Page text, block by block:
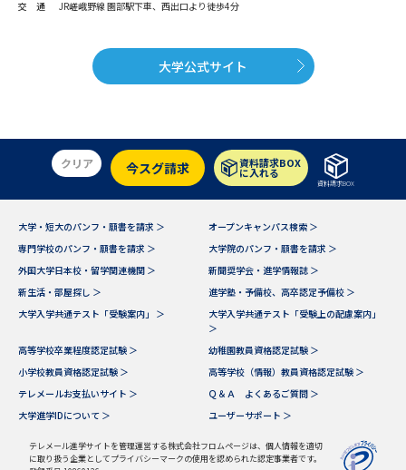
交 通
JR嵯峨野線 園部駅下車、西出口より徒歩4分
大学公式サイト
クリア 今スグ請求 資料請求BOX
に入れる
資料請求BOX
大学・短大のパンフ・願書を請求 ＞
オープンキャンパス検索 ＞
専門学校のパンフ・願書を請求 ＞
大学院のパンフ・願書を請求 ＞
外国大学日本校・留学関連機関 ＞
新聞奨学会・進学情報誌 ＞
新生活・部屋探し ＞
進学塾・予備校、高卒認定予備校 ＞
大学入学共通テスト「受験案内」 ＞
大学入学共通テスト「受験上の配慮案内」
＞
高等学校卒業程度認定試験 ＞
幼稚園教員資格認定試験 ＞
小学校教員資格認定試験 ＞
高等学校（情報）教員資格認定試験 ＞
テレメールお支払いサイト ＞
Ｑ＆Ａ よくあるご質問 ＞
大学進学IDについて ＞
ユーザーサポート ＞
テレメール進学サイトを管理運営する株式会社フロムページは、個人情報を適切
に取り扱う企業としてプライバシーマークの使用を認められた認定事業者です。